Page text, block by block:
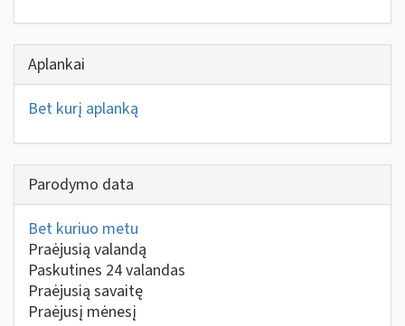
Aplankai
Bet kurį aplanką
Parodymo data
Bet kuriuo metu
Praėjusią valandą
Paskutines 24 valandas
Praėjusią savaitę
Praėjusį mėnesį